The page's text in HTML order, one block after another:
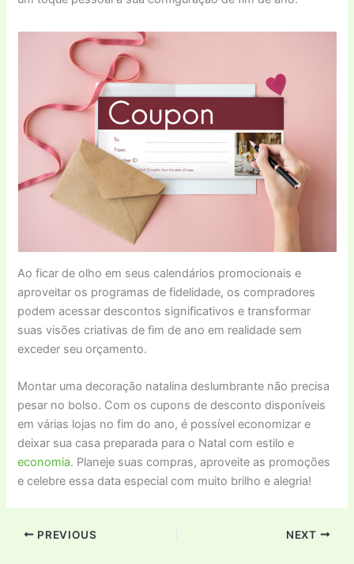
Ao ficar de olho em seus calendários promocionais e
aproveitar os programas de fidelidade, os compradores
podem acessar descontos significativos e transformar
suas visões criativas de fim de ano em realidade sem
exceder seu orçamento.
Montar uma decoração natalina deslumbrante não precisa
pesar no bolso. Com os cupons de desconto disponíveis
em várias lojas no fim do ano, é possível economizar e
deixar sua casa preparada para o Natal com estilo e
economia. Planeje suas compras, aproveite as promoções
e celebre essa data especial com muito brilho e alegria!
PREVIOUS NEXT